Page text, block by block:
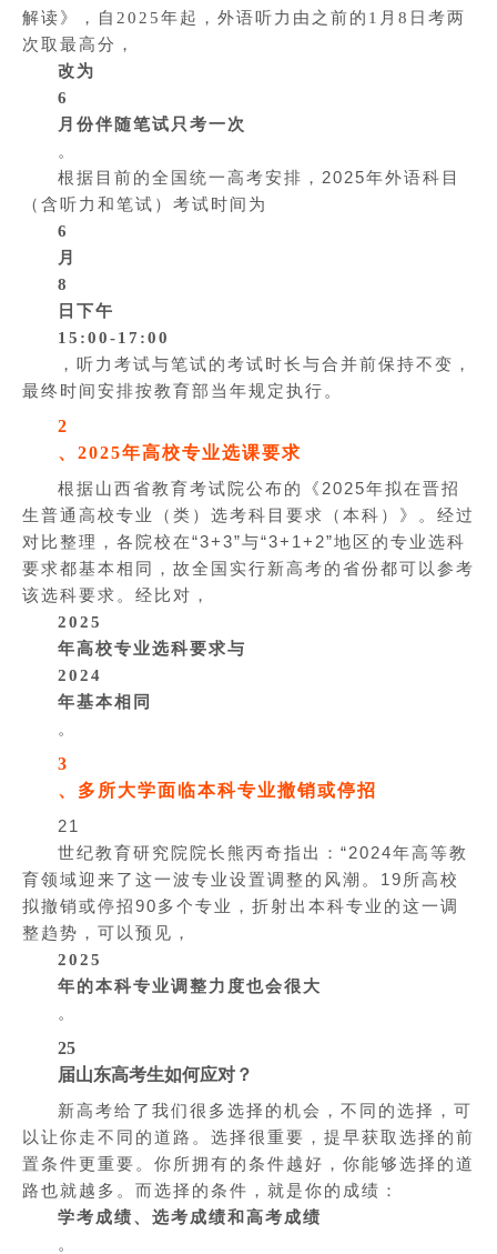
解读》，自2025年起，外语听力由之前的1月8日考两
次取最高分，
改为
6
月份伴随笔试只考一次
。
根据目前的全国统一高考安排，2025年外语科目
（含听力和笔试）考试时间为
6
月
8
日下午
15:00-17:00
，听力考试与笔试的考试时长与合并前保持不变，
最终时间安排按教育部当年规定执行。
2
、2025年高校专业选课要求
根据山西省教育考试院公布的《2025年拟在晋招
生普通高校专业（类）选考科目要求（本科）》。经过
对比整理，各院校在“3+3”与“3+1+2”地区的专业选科
要求都基本相同，故全国实行新高考的省份都可以参考
该选科要求。经比对，
2025
年高校专业选科要求与
2024
年基本相同
。
3
、多所大学面临本科专业撤销或停招
21
世纪教育研究院院长熊丙奇指出：“2024年高等教
育领域迎来了这一波专业设置调整的风潮。19所高校
拟撤销或停招90多个专业，折射出本科专业的这一调
整趋势，可以预见，
2025
年的本科专业调整力度也会很大
。
25
届山东高考生如何应对？
新高考给了我们很多选择的机会，不同的选择，可
以让你走不同的道路。选择很重要，提早获取选择的前
置条件更重要。你所拥有的条件越好，你能够选择的道
路也就越多。而选择的条件，就是你的成绩：
学考成绩、选考成绩和高考成绩
。